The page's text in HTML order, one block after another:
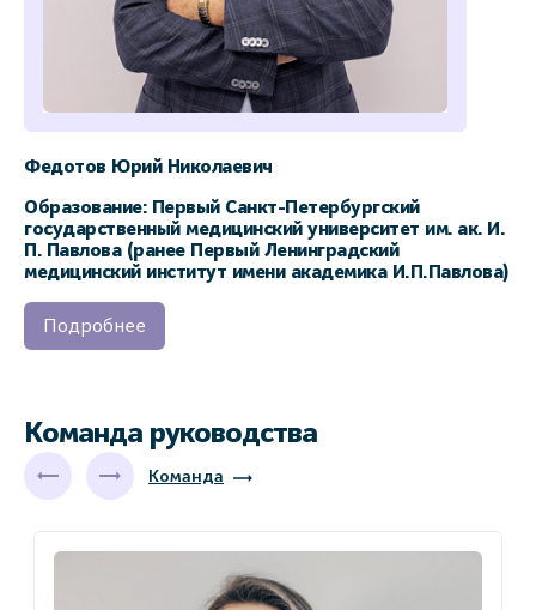
Федотов Юрий Николаевич
Образование: Первый Санкт-Петербургский
государственный медицинский университет им. ак. И.
П. Павлова (ранее Первый Ленинградский
медицинский институт имени академика И.П.Павлова)
Подробнее
Команда руководства
Команда